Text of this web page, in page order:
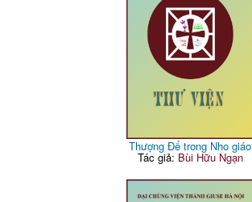
Thượng Đế trong Nho giáo
Tác giả: Bùi Hữu Ngạn